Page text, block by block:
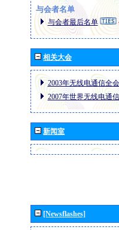
与会者名单
与会者最后名单
相关大会
2003年无线电通信全
2007年世界无线电通
新闻室
[Newsflashes]